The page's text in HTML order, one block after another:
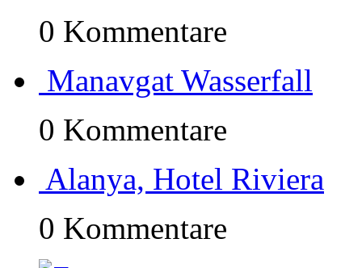
0 Kommentare
Manavgat Wasserfall
0 Kommentare
Alanya, Hotel Riviera
0 Kommentare